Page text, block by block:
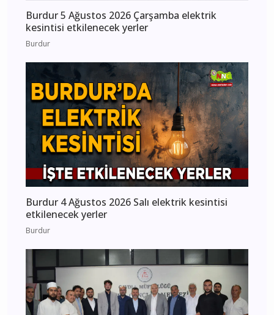
Burdur 5 Ağustos 2026 Çarşamba elektrik
kesintisi etkilenecek yerler
Burdur
Burdur 4 Ağustos 2026 Salı elektrik kesintisi
etkilenecek yerler
Burdur